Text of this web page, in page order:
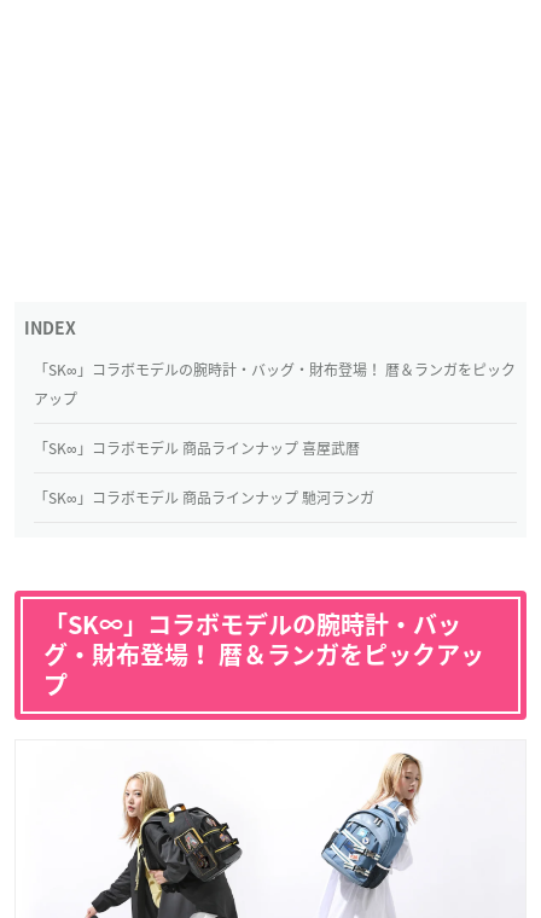
「SK∞」コラボモデルの腕時計・バッグ・財布登場！ 暦＆ランガをピック
アップ
「SK∞」コラボモデル 商品ラインナップ 喜屋武暦
「SK∞」コラボモデル 商品ラインナップ 馳河ランガ
「SK∞」コラボモデルの腕時計・バッ
グ・財布登場！ 暦＆ランガをピックアッ
プ